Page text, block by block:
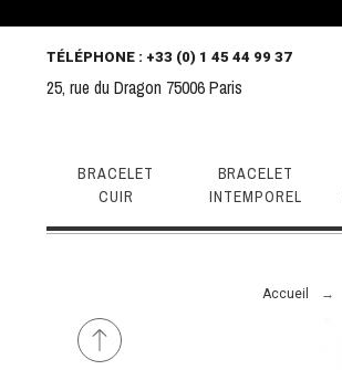
TÉLÉPHONE: +33 (0) 1 45 44 99 37
25, rue du Dragon 75006 Paris
BRACELET
CUIR
BRACELET
INTEMPOREL
Accueil